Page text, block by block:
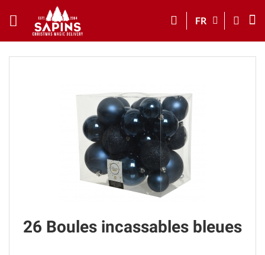
FR
26 Boules incassables bleues